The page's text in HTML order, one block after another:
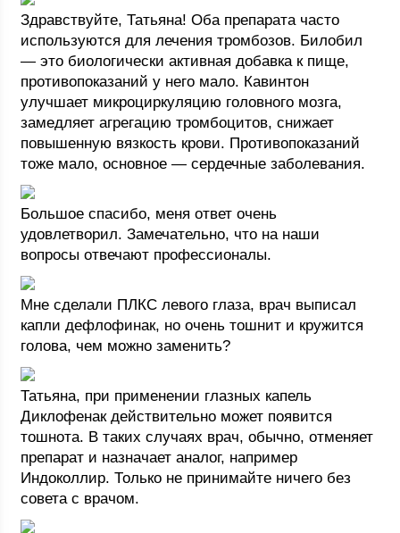
Здравствуйте, Татьяна! Оба препарата часто
используются для лечения тромбозов. Билобил
— это биологически активная добавка к пище,
противопоказаний у него мало. Кавинтон
улучшает микроциркуляцию головного мозга,
замедляет агрегацию тромбоцитов, снижает
повышенную вязкость крови. Противопоказаний
тоже мало, основное — сердечные заболевания.
Большое спасибо, меня ответ очень
удовлетворил. Замечательно, что на наши
вопросы отвечают профессионалы.
Мне сделали ПЛКС левого глаза, врач выписал
капли дефлофинак, но очень тошнит и кружится
голова, чем можно заменить?
Татьяна, при применении глазных капель
Диклофенак действительно может появится
тошнота. В таких случаях врач, обычно, отменяет
препарат и назначает аналог, например
Индоколлир. Только не принимайте ничего без
совета с врачом.